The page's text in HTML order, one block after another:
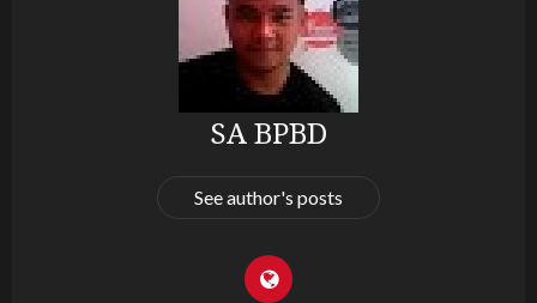
SA BPBD
See author's posts